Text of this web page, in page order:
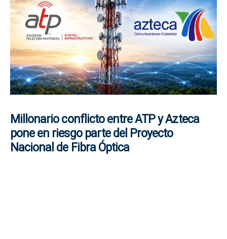
Millonario conflicto entre ATP y Azteca
pone en riesgo parte del Proyecto
Nacional de Fibra Óptica